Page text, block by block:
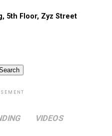
5th Floor, Zyz Street
VIDEOS